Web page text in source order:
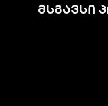
მსგავსი